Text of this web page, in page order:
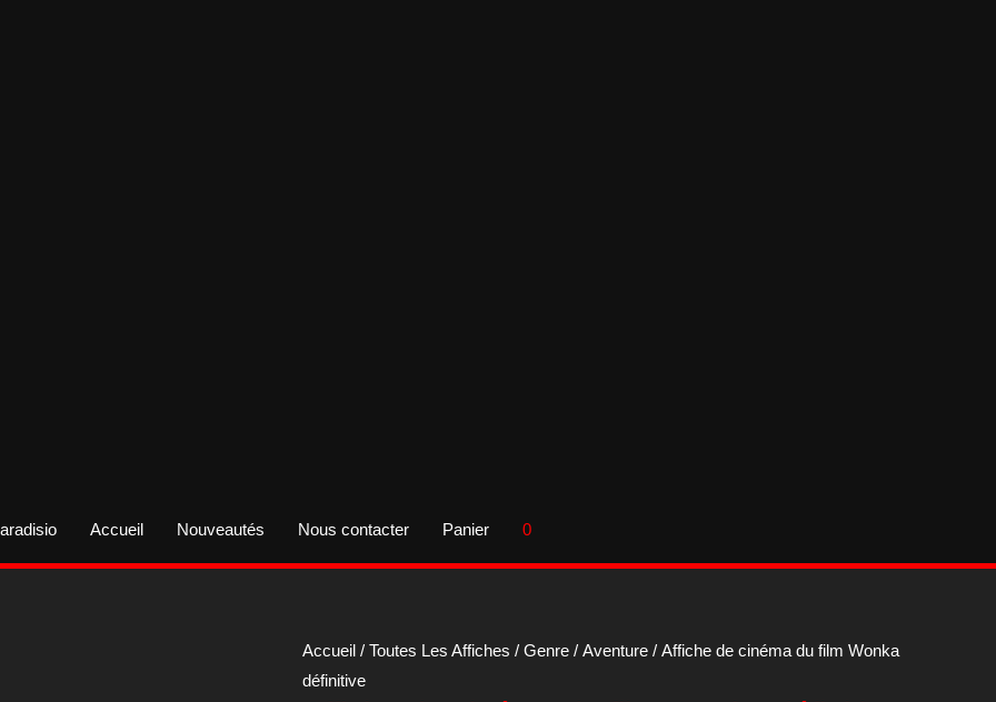
Accueil Nouveautés Nous contacter Panier 0
Accueil / Toutes Les Affiches / Genre / Aventure / Affiche de cinéma du film Wonka
définitive